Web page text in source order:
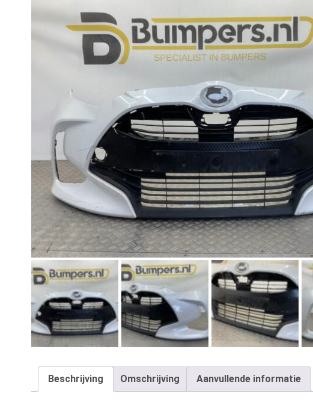
Beschrijving Omschrijving Aanvullende informatie